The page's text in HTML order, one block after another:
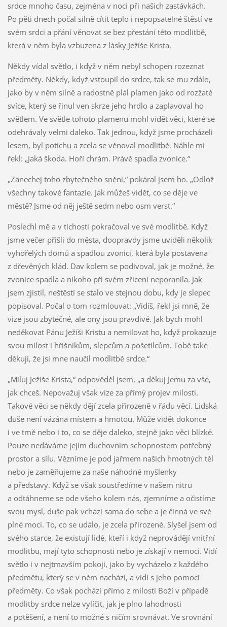
srdce mnoho času, zejména v noci při našich zastávkách.
Po pěti dnech počal silně cítit teplo i nepopsatelné štěstí ve
svém srdci a přání věnovat se bez přestání této modlitbě,
která v něm byla vzbuzena z lásky Ježíše Krista.
Někdy vídal světlo, i když v něm nebyl schopen rozeznat
předměty. Někdy, když vstoupil do srdce, tak se mu zdálo,
jako by v něm silně a radostně plál plamen jako od rozžaté
svíce, který se řinul ven skrze jeho hrdlo a zaplavoval ho
světlem. Ve světle tohoto plamenu mohl vidět věci, které se
odehrávaly velmi daleko. Tak jednou, když jsme procházeli
lesem, byl potichu a zcela se věnoval modlitbě. Náhle mi
řekl: „Jaká škoda. Hoří chrám. Právě spadla zvonice.“
„Zanechej toho zbytečného snění,“ pokáral jsem ho. „Odlož
všechny takové fantazie. Jak můžeš vidět, co se děje ve
městě? Jsme od něj ještě sedm nebo osm verst.“
Poslechl mě a v tichosti pokračoval ve své modlitbě. Když
jsme večer přišli do města, doopravdy jsme uviděli několik
vyhořelých domů a spadlou zvonici, která byla postavena
z dřevěných klád. Dav kolem se podivoval, jak je možné, že
zvonice spadla a nikoho při svém zřícení neporanila. Jak
jsem zjistil, neštěstí se stalo ve stejnou dobu, kdy je slepec
popisoval. Počal o tom rozmlouvat: „Vidíš, řekl jsi mně, že
vize jsou zbytečné, ale ony jsou pravdivé. Jak bych mohl
neděkovat Pánu Ježíši Kristu a nemilovat ho, když prokazuje
svou milost i hříšníkům, slepcům a pošetilcům. Tobě také
děkuji, že jsi mne naučil modlitbě srdce.“
„Miluj Ježíše Krista,“ odpověděl jsem, „a děkuj Jemu za vše,
jak chceš. Nepovažuj však vize za přímý projev milosti.
Takové věci se někdy dějí zcela přirozeně v řádu věcí. Lidská
duše není vázána místem a hmotou. Může vidět dokonce
i ve tmě nebo i to, co se děje daleko, stejně jako věci blízké.
Pouze nedáváme jejím duchovním schopnostem potřebný
prostor a sílu. Vězníme je pod jařmem našich hmotných těl
nebo je zaměňujeme za naše náhodné myšlenky
a představy. Když se však soustředíme v našem nitru
a odtáhneme se ode všeho kolem nás, zjemníme a očistíme
svou mysl, duše pak vchází sama do sebe a je činná ve své
plné moci. To, co se událo, je zcela přirozené. Slyšel jsem od
svého starce, že existují lidé, kteří i když neprovádějí vnitřní
modlitbu, mají tyto schopnosti nebo je získají v nemoci. Vidí
světlo i v nejtmavším pokoji, jako by vycházelo z každého
předmětu, který se v něm nachází, a vidí s jeho pomocí
předměty. Co však pochází přímo z milosti Boží v případě
modlitby srdce nelze vylíčit, jak je plno lahodnosti
a potěšení, a není to možné s ničím srovnávat. Ve srovnání